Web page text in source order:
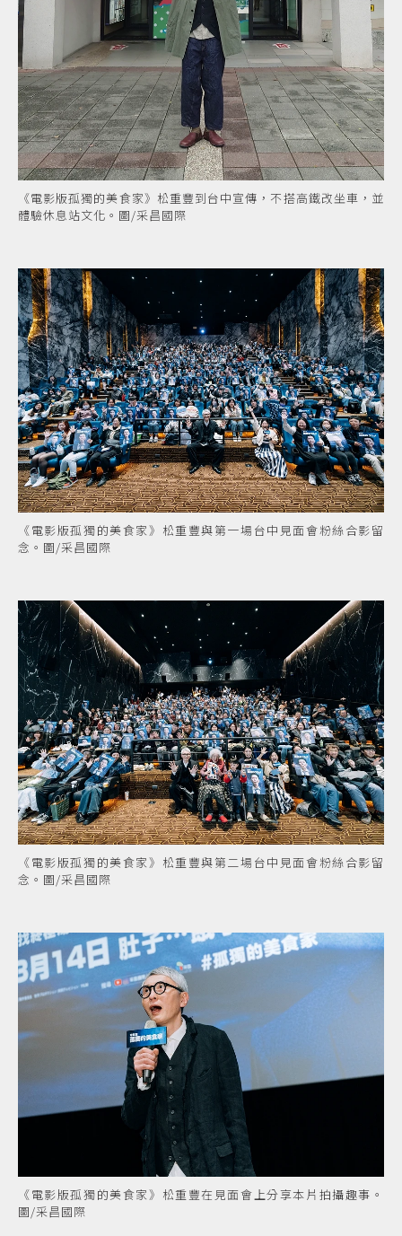
《電影版孤獨的美食家》松重豐到台中宣傳，不搭高鐵改坐車，並
體驗休息站文化。圖/采昌國際
《電影版孤獨的美食家》松重豐與第一場台中見面會粉絲合影留
念。圖/采昌國際
《電影版孤獨的美食家》松重豐與第二場台中見面會粉絲合影留
念。圖/采昌國際
《電影版孤獨的美食家》松重豐在見面會上分享本片拍攝趣事。
圖/采昌國際